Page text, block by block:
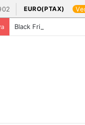
EURO(PTAX)
Black Friday: os